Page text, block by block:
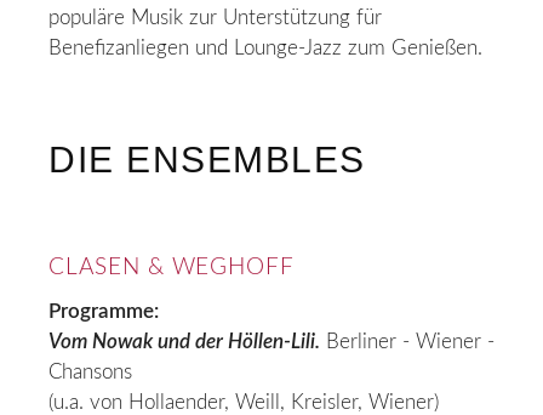
populäre Musik zur Unterstützung für
Benefizanliegen und Lounge-Jazz zum Genießen.
DIE ENSEMBLES
CLASEN & WEGHOFF
Programme:
Vom Nowak und der Höllen-Lili. Berliner - Wiener -
Chansons
(u.a. von Hollaender, Weill, Kreisler, Wiener)